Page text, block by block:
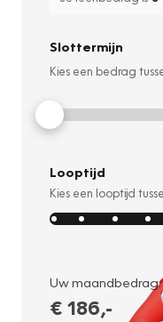
Slottermijn
Kies een bedrag
Looptijd
Kies een looptijd
Uw maandbedrag:
€ 186,-